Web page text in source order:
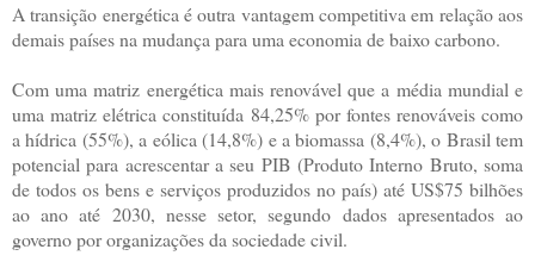
A transição energética é outra vantagem competitiva em relação aos
demais países na mudança para uma economia de baixo carbono.
Com uma matriz energética mais renovável que a média mundial e
uma matriz elétrica constituída 84,25% por fontes renováveis como
a hídrica (55%), a eólica (14,8%) e a biomassa (8,4%), o Brasil tem
potencial para acrescentar a seu PIB (Produto Interno Bruto, soma
de todos os bens e serviços produzidos no país) até US$75 bilhões
ao ano até 2030, nesse setor, segundo dados apresentados ao
governo por organizações da sociedade civil.